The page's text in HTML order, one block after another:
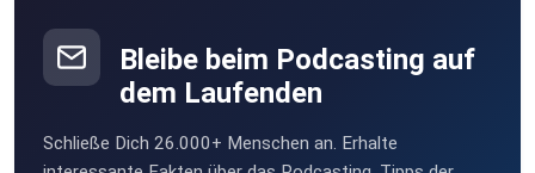
Bleibe beim Podcasting auf
dem Laufenden
Schließe Dich 26.000+ Menschen an. Erhalte